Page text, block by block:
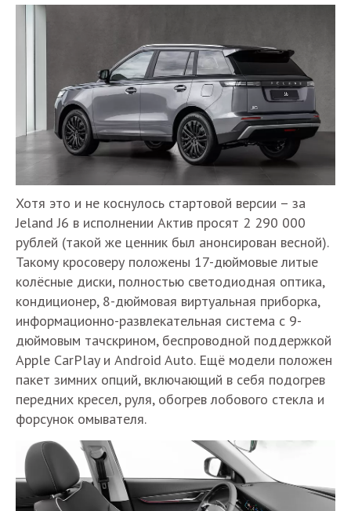
Хотя это и не коснулось стартовой версии – за
Jeland J6 в исполнении Актив просят 2 290 000
рублей (такой же ценник был анонсирован весной).
Такому кросоверу положены 17-дюймовые литые
колёсные диски, полностью светодиодная оптика,
кондиционер, 8-дюймовая виртуальная приборка,
информационно-развлекательная система с 9-
дюймовым тачскрином, беспроводной поддержкой
Apple CarPlay и Android Auto. Ещё модели положен
пакет зимних опций, включающий в себя подогрев
передних кресел, руля, обогрев лобового стекла и
форсунок омывателя.